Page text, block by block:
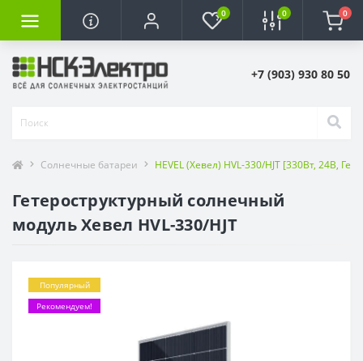
0 0 0
+7 (903) 930 80 50
Солнечные батареи HEVEL (Хевел) HVL-330/HJT [330Вт, 24В,
Гетероструктурный солнечный
модуль Хевел HVL-330/HJT
Популярный
Рекомендуем!